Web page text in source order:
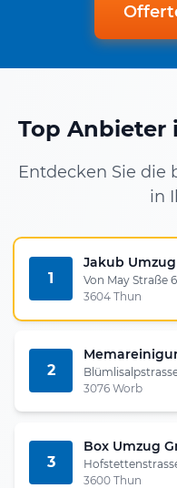
Top Anbieter
Entdecken Sie die
in
1
Jakub
Von May Straße 6
3604 Thun
2
3076 Worb
3
Box Umzug
3600 Thun